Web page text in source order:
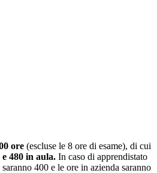
ore (escluse le 8 ore di esame), di cui
480 in aula. In caso di apprendistato
400 e le ore in azienda saranno